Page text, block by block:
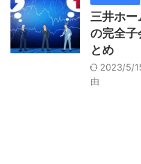
三井ホー
の完全子
とめ
2023/5/
由